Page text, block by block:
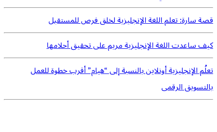
قصة سارة: تعلم اللغة الإنجليزية لخلق فرص للمستقبل
كيف ساعدت اللغة الإنجليزية مريم على تحقيق أحلامها
تعلُم الإنجليزية أونلاين بالنسبة إلى “هيام” أقرب خطوة للعمل
بالتسويق الرقمى